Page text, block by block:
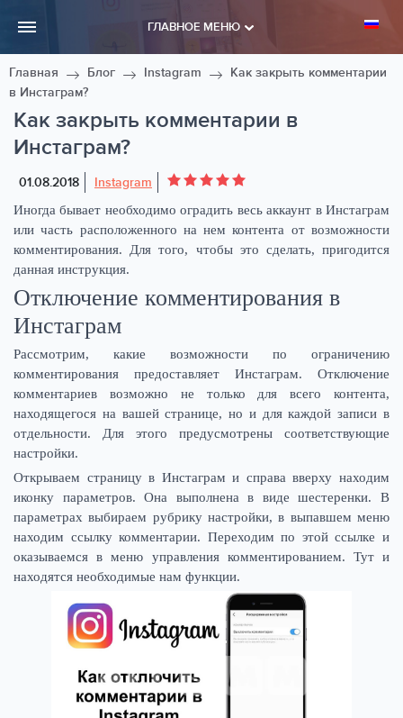
ГЛАВНОЕ МЕНЮ
Главная Блог Instagram
Как закрыть комментарии
в Инстаграм?
Как закрыть комментарии в
Инстаграм?
01.08.2018 Instagram
Иногда бывает необходимо оградить весь аккаунт в Инстаграм
или часть расположенного на нем контента от возможности
комментирования. Для того, чтобы это сделать, пригодится
данная инструкция.
Отключение комментирования в
Инстаграм
Рассмотрим, какие возможности по ограничению
комментирования предоставляет Инстаграм. Отключение
комментариев возможно не только для всего контента,
находящегося на вашей странице, но и для каждой записи в
отдельности. Для этого предусмотрены соответствующие
настройки.
Открываем страницу в Инстаграм и справа вверху находим
иконку параметров. Она выполнена в виде шестеренки. В
параметрах выбираем рубрику настройки, в выпавшем меню
находим ссылку комментарии. Переходим по этой ссылке и
оказываемся в меню управления комментированием. Тут и
находятся необходимые нам функции.